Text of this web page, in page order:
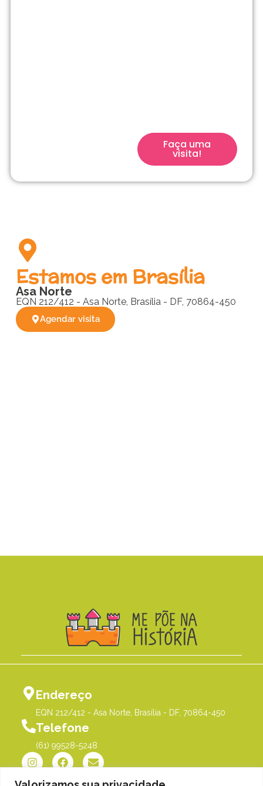
Faça uma
visita!
Estamos em Brasília
Asa Norte
EQN 212/412 - Asa Norte, Brasília - DF, 70864-450
Agendar visita
Endereço
EQN 212/412 - Asa Norte, Brasília - DF, 70864-450
Telefone
(61) 99528-5248